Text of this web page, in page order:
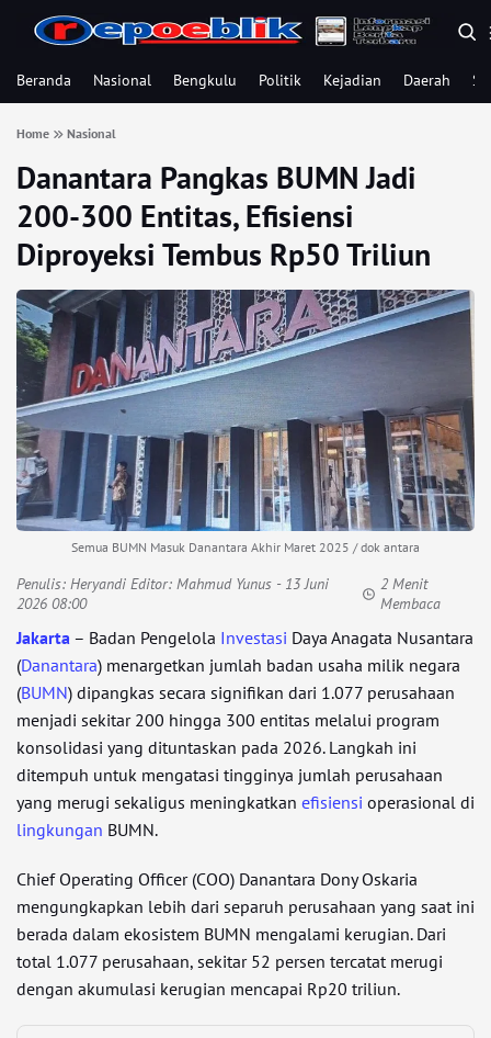
Beranda Nasional Bengkulu Politik Kejadian Daerah
Home Nasional
Danantara Pangkas BUMN Jadi
200-300 Entitas, Efisiensi
Diproyeksi Tembus Rp50 Triliun
Semua BUMN Masuk Danantara Akhir Maret 2025 / dok antara
Penulis: Heryandi Editor: Mahmud Yunus - 13 Juni
2026 08:00
2 Menit
Membaca
Jakarta – Badan Pengelola Investasi Daya Anagata Nusantara
(Danantara) menargetkan jumlah badan usaha milik negara
(BUMN) dipangkas secara signifikan dari 1.077 perusahaan
menjadi sekitar 200 hingga 300 entitas melalui program
konsolidasi yang dituntaskan pada 2026. Langkah ini
ditempuh untuk mengatasi tingginya jumlah perusahaan
yang merugi sekaligus meningkatkan efisiensi operasional di
lingkungan BUMN.
Chief Operating Officer (COO) Danantara Dony Oskaria
mengungkapkan lebih dari separuh perusahaan yang saat ini
berada dalam ekosistem BUMN mengalami kerugian. Dari
total 1.077 perusahaan, sekitar 52 persen tercatat merugi
dengan akumulasi kerugian mencapai Rp20 triliun.